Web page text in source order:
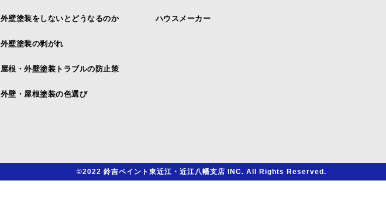
外壁塗装をしないとどうなるのか
外壁塗装の剥がれ
屋根・外壁塗装トラブルの防止策
外壁・屋根塗装の色選び
ハウスメーカー
©2022 鈴吉ペイント東近江・近江八幡支店 INC. All Rights Reserved.